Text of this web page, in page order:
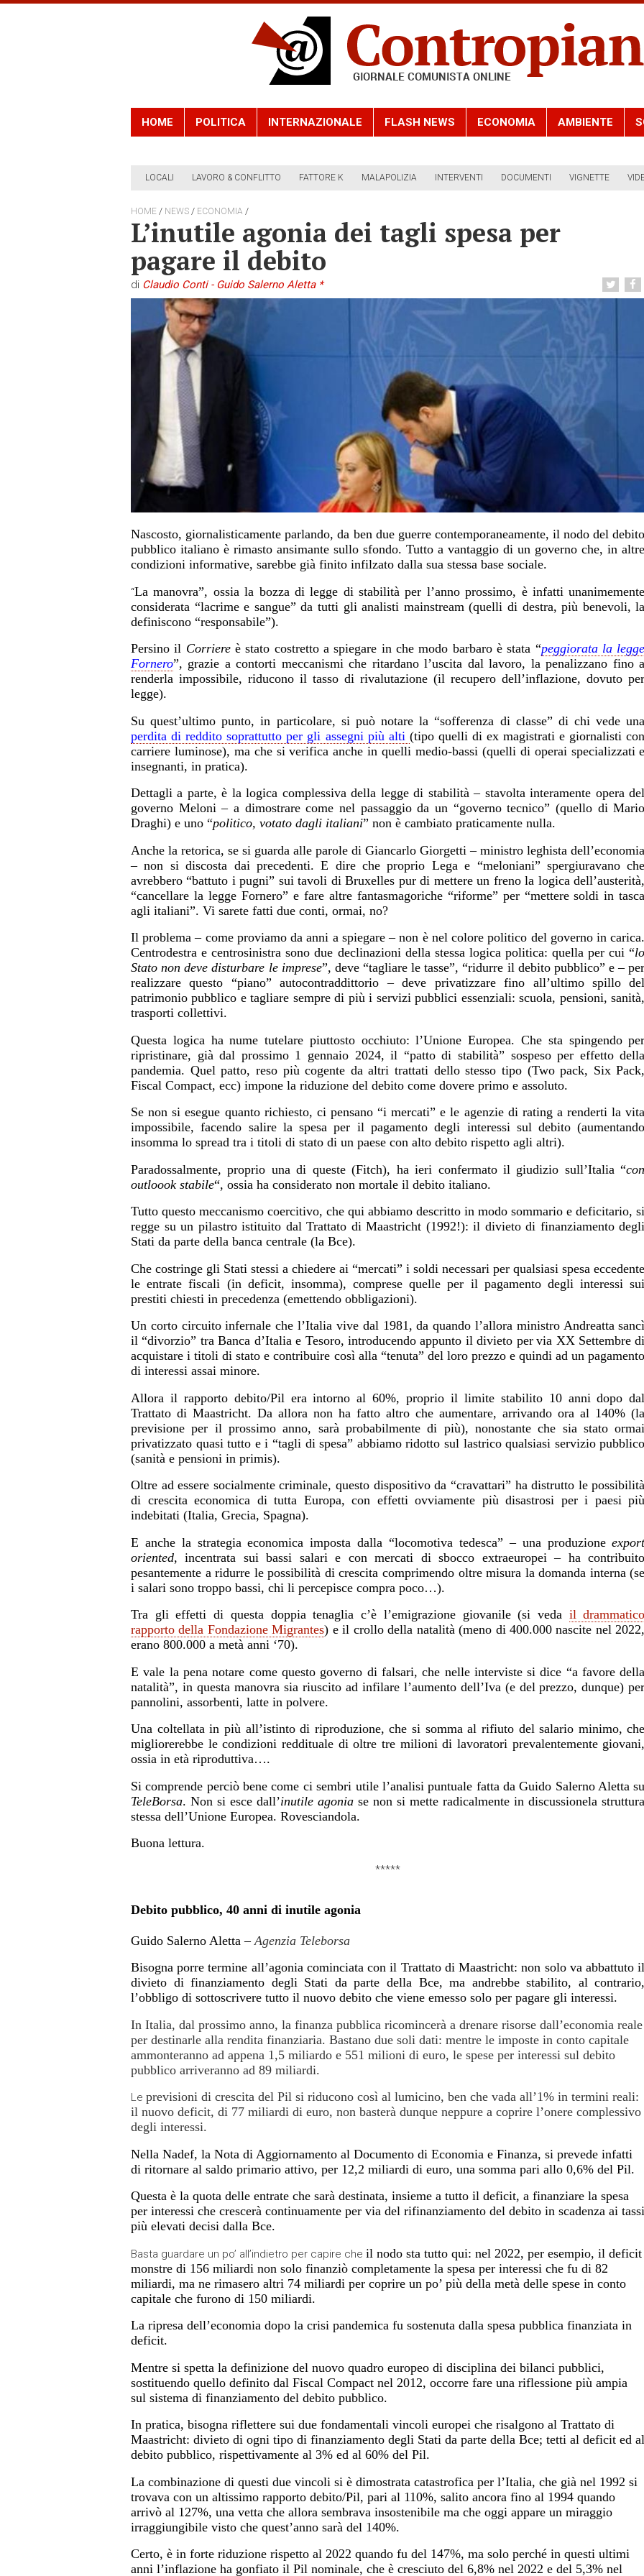
HOME POLITICA INTERNAZIONALE FLASH NEWS ECONOMIA AMBIENTE
LOCALI LAVORO & CONFLITTO FATTORE K MALAPOLIZIA INTERVENTI DOCUMENTI VIGNETTE
HOME / NEWS / ECONOMIA /
L’inutile agonia dei tagli spesa per
pagare il debito
di Claudio Conti - Guido Salerno Aletta *
Nascosto, giornalisticamente parlando, da ben due guerre contemporaneamente, il nodo del debito
pubblico italiano è rimasto ansimante sullo sfondo. Tutto a vantaggio di un governo che, in altre
condizioni informative, sarebbe già finito infilzato dalla sua stessa base sociale.
“La manovra”, ossia la bozza di legge di stabilità per l’anno prossimo, è infatti unanimemente
considerata “lacrime e sangue” da tutti gli analisti mainstream (quelli di destra, più benevoli, la
definiscono “responsabile”).
Persino il Corriereè stato costretto a spiegare in che modo barbaro è stata “peggiorata la legge
Fornero”, grazie a contorti meccanismi che ritardano l’uscita dal lavoro, la penalizzano fino a
renderla impossibile, riducono il tasso di rivalutazione (il recupero dell’inflazione, dovuto per
legge).
Su quest’ultimo punto, in particolare, si può notare la “sofferenza di classe” di chi vede una
perdita di reddito soprattutto per gli assegni più alti (tipo quelli di ex magistrati e giornalisti con
carriere luminose), ma che si verifica anche in quelli medio-bassi (quelli di operai specializzati e
insegnanti, in pratica).
Dettagli a parte, è la logica complessiva della legge di stabilità – stavolta interamente opera del
governo Meloni – a dimostrare come nel passaggio da un “governo tecnico” (quello di Mario
Draghi) e uno “politico, votato dagli italiani” non è cambiato praticamente nulla.
Anche la retorica, se si guarda alle parole di Giancarlo Giorgetti – ministro leghista dell’economia
– non si discosta dai precedenti. E dire che proprio Lega e “meloniani” spergiuravano che
avrebbero “battuto i pugni” sui tavoli di Bruxelles pur di mettere un freno la logica dell’austerità,
“cancellare la legge Fornero” e fare altre fantasmagoriche “riforme” per “mettere soldi in tasca
agli italiani”. Vi sarete fatti due conti, ormai, no?
Il problema – come proviamo da anni a spiegare – non è nel colore politico del governo in carica.
Centrodestra e centrosinistra sono due declinazioni della stessa logica politica: quella per cui “lo
Stato non deve disturbare le imprese”, deve “tagliare le tasse”, “ridurre il debito pubblico” e – per
realizzare questo “piano” autocontraddittorio – deve privatizzare fino all’ultimo spillo del
patrimonio pubblico e tagliare sempre di più i servizi pubblici essenziali: scuola, pensioni, sanità,
trasporti collettivi.
Questa logica ha nume tutelare piuttosto occhiuto: l’Unione Europea. Che sta spingendo per
ripristinare, già dal prossimo 1 gennaio 2024, il “patto di stabilità” sospeso per effetto della
pandemia. Quel patto, reso più cogente da altri trattati dello stesso tipo (Two pack, Six Pack,
Fiscal Compact, ecc) impone la riduzione del debito come dovere primo e assoluto.
Se non si esegue quanto richiesto, ci pensano “i mercati” e le agenzie di rating a renderti la vita
impossibile, facendo salire la spesa per il pagamento degli interessi sul debito (aumentando
insomma lo spread tra i titoli di stato di un paese con alto debito rispetto agli altri).
Paradossalmente, proprio una di queste (Fitch), ha ieri confermato il giudizio sull’Italia “con
outloook stabile“, ossia ha considerato non mortale il debito italiano.
Tutto questo meccanismo coercitivo, che qui abbiamo descritto in modo sommario e deficitario, si
regge suun pilastroistituito dal Trattato di Maastricht (1992!): il divieto di finanziamento degli
Stati da parte della banca centrale (la Bce).
Che costringe gli Stati stessi a chiedere ai “mercati” i soldi necessari per qualsiasi spesa eccedente
le entrate fiscali (in deficit, insomma), comprese quelle per il pagamento degli interessi sui
prestiti chiesti in precedenza (emettendo obbligazioni).
Un corto circuito infernaleche l’Italia vive dal 1981, da quando l’allora ministro Andreatta sancì
il “divorzio” tra Banca d’Italia e Tesoro, introducendo appunto il divieto per via XX Settembre di
acquistare i titoli di stato e contribuire così alla “tenuta” del loro prezzo e quindi ad un pagamento
di interessi assai minore.
Allora il rapporto debito/Pil era intorno al 60%, proprio il limite stabilito 10 anni dopo dal
Trattato di Maastricht. Da allora non ha fatto altro che aumentare, arrivando ora al 140% (la
previsione per il prossimo anno, sarà probabilmente di più), nonostante che sia stato ormai
privatizzato quasi tutto e i “tagli di spesa” abbiamo ridotto sul lastrico qualsiasi servizio pubblico
(sanità e pensioni in primis).
Oltre ad essere socialmente criminale, questo dispositivo da “cravattari” ha distrutto le possibilità
di crescita economica di tutta Europa, con effetti ovviamente più disastrosi per i paesi più
indebitati (Italia, Grecia, Spagna).
E anche la strategia economica imposta dalla “locomotiva tedesca” – una produzione
oriented, incentrata sui bassi salari e con mercati di sbocco extraeuropei – ha contribuito
pesantemente a ridurre le possibilità di crescita comprimendo oltre misura la domanda interna (se
i salari sono troppo bassi, chi li percepisce compra poco…).
Tra gli effetti di questa doppia tenaglia c’è l’emigrazione giovanile (si veda il drammatico
rapporto della Fondazione Migrantes) e il crollo della natalità (meno di 400.000 nascite nel 2022,
erano 800.000 a metà anni ‘70).
E vale la pena notare come questo governo di falsari, che nelle intervistesi dice “a favore della
natalità”, in questa manovra sia riuscito ad infilare l’aumento dell’Iva (e del prezzo, dunque) per
pannolini, assorbenti, latte in polvere.
Una coltellata in più all’istinto di riproduzione, che si somma al rifiuto del salario minimo, che
migliorerebbe le condizioni reddituale di oltre tre milioni di lavoratori prevalentemente giovani,
ossia in età riproduttiva….
Si comprende perciò bene come ci sembri utile l’analisi puntuale fatta da Guido Salerno Aletta su
TeleBorsa. Non si esce dall’inutile agonia se non si mette radicalmente in discussionela struttura
stessa dell’Unione Europea. Rovesciandola.
Buona lettura.
*****
Debito pubblico, 40 anni di inutile agonia
Guido Salerno Aletta – Agenzia Teleborsa
Bisognaporre termine all’agonia cominciata con il Trattato di Maastricht: non solo va abbattuto il
divieto di finanziamento degli Stati da parte della Bce, ma andrebbe stabilito, al contrario,
l’obbligo di sottoscrivere tutto il nuovo debito che viene emesso solo per pagare gli interessi.
In Italia, dal prossimo anno, la finanza pubblica ricomincerà a drenare risorse dall’economia reale
per destinarle alla rendita finanziaria. Bastano due soli dati: mentre le imposte in conto capitale
ammonteranno ad appena 1,5 miliardo e 551 milioni di euro, le spese per interessi sul debito
pubblico arriveranno ad 89 miliardi.
Le previsioni di crescita del Pil si riducono così al lumicino, ben che vada all’1% in termini reali:
il nuovo deficit, di 77 miliardi di euro, non basterà dunque neppure a coprire l’onere complessivo
degli interessi.
Nella Nadef, la Nota di Aggiornamento al Documento di Economia e Finanza, si prevede infatti
di ritornare al saldo primario attivo, per 12,2 miliardi di euro, una somma pari allo 0,6% del Pil.
Questa è la quota delle entrate che sarà destinata, insieme a tutto il deficit, a finanziare la spesa
per interessi che crescerà continuamente per via del rifinanziamento del debito in scadenza ai tassi
più elevati decisi dalla Bce.
Basta guardare un po’ all’indietro per capire che il nodo sta tutto qui: nel 2022, per esempio, il deficit
monstre di 156 miliardi non solo finanziò completamente la spesa per interessi che fu di 82
miliardi, ma ne rimasero altri 74 miliardi per coprire un po’ più della metà delle spese in conto
capitale che furono di 150 miliardi.
La ripresa dell’economia dopo la crisi pandemica fu sostenuta dalla spesa pubblica finanziata in
deficit.
Mentre si spetta la definizione del nuovo quadro europeo di disciplina dei bilanci pubblici,
sostituendo quello definito dal Fiscal Compact nel 2012, occorre fare una riflessione più ampia
sul sistema di finanziamento del debito pubblico.
In pratica, bisogna riflettere sui due fondamentali vincoli europei che risalgono al Trattato di
Maastricht: divieto di ogni tipo di finanziamento degli Stati da parte della Bce; tetti al deficit ed al
debito pubblico, rispettivamente al 3% ed al 60% del Pil.
La combinazione di questi due vincoli si è dimostrata catastrofica per l’Italia, che già nel 1992 si
trovava con un altissimo rapporto debito/Pil, pari al 110%, salito ancora fino al 1994 quando
arrivò al 127%, una vetta che allora sembrava insostenibile ma che oggi appare un miraggio
irraggiungibile visto che quest’anno sarà del 140%.
Certo, è in forte riduzione rispetto al 2022 quando fu del 147%, ma solo perché in questi ultimi
anni l’inflazione ha gonfiato il Pil nominale, che è cresciuto del 6,8% nel 2022 e del 5,3% nel